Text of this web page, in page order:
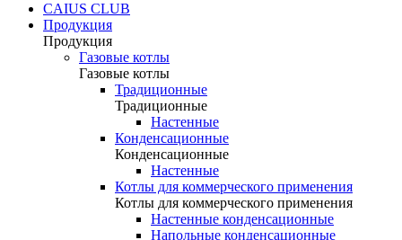
CAIUS CLUB
Продукция
Продукция
Газовые котлы
Газовые котлы
Традиционные
Традиционные
Настенные
Конденсационные
Конденсационные
Настенные
Котлы для коммерческого применения
Котлы для коммерческого применения
Настенные конденсационные
Напольные конденсационные